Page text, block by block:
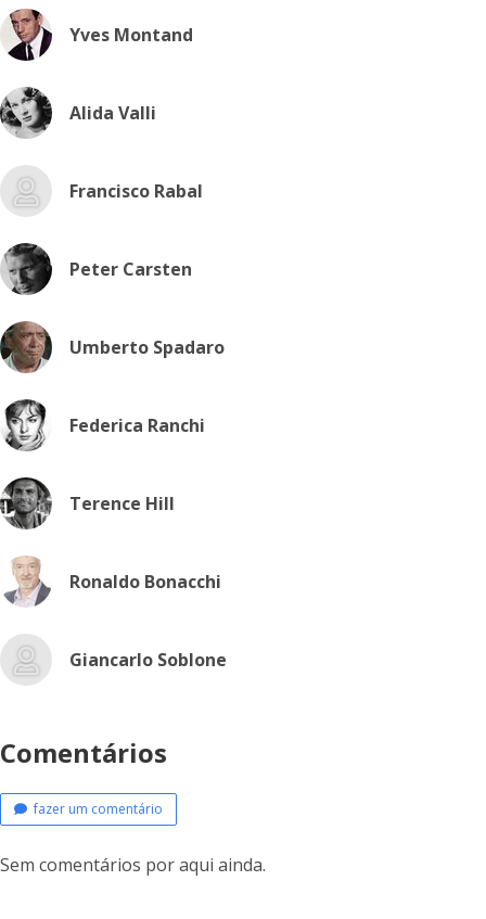
Yves Montand
Alida Valli
Francisco Rabal
Peter Carsten
Umberto Spadaro
Federica Ranchi
Terence Hill
Ronaldo Bonacchi
Giancarlo Soblone
Comentários
fazer um comentário
Sem comentários por aqui ainda.